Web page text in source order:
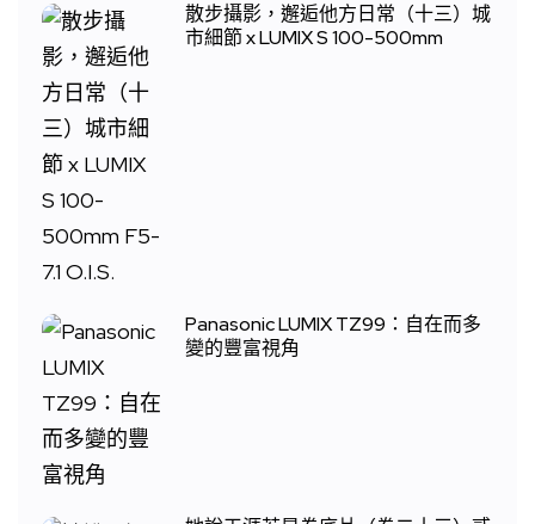
散步攝影，邂逅他方日常（十三）城
市細節 x LUMIX S 100-500mm
Panasonic LUMIX TZ99：自在而多
變的豐富視角